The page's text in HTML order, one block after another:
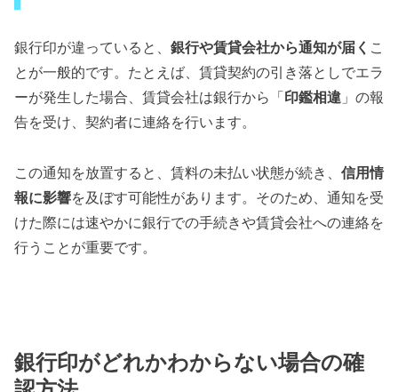
銀行印が違っていると、 銀行や賃貸会社から通知が届く こ
とが一般的です。たとえば、賃貸契約の引き落としでエラ
ーが発生した場合、賃貸会社は銀行から「 印鑑相違 」の報
告を受け、契約者に連絡を行います。
この通知を放置すると、賃料の未払い状態が続き、 信用情
報に影響を及ぼす可能性があります。そのため、通知を受
けた際には速やかに銀行での手続きや賃貸会社への連絡を
行うことが重要です。
銀行印がどれかわからない場合の確